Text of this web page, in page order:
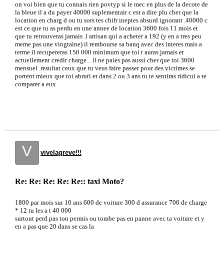
on voi bien que tu connais rien povtyp si le mec en plus de la decote de
la bleue il a du payer 40000 suplementair c est a dire plu cher que la
location en charg d ou tu sors tes chifr ineptes absurd ignorant .40000 c
est ce que tu as perdu en une annee de location 3600 fois 11 mois et
que tu retrouveras jamais .l artisan qui a acheter a 192 (y en a tres peu
meme pas une vingtaine) il rembourse sa banq avec des interes mais a
terme il recupereras 150 000 minimum que toi t auras jamais et
actuellement credir charge... il ne paies pas aussi cher que toi 3600
mensuel .resultat ceux que tu veus faire passer pour des victimes se
portent mieux que toi abruti et dans 2 ou 3 ans tu te sentiras ridicul a te
comparer a eux
V vivelagreve!!!
Re: Re: Re: Re: Re:: taxi Moto?
1800 par mois sur 10 ans 600 de voiture 300 d assurance 700 de charge
* 12 tu les a t 40 000
surtout perd pas ton permis ou tombe pas en panne avec ta voiture et y
en a pas que 20 dans se cas la